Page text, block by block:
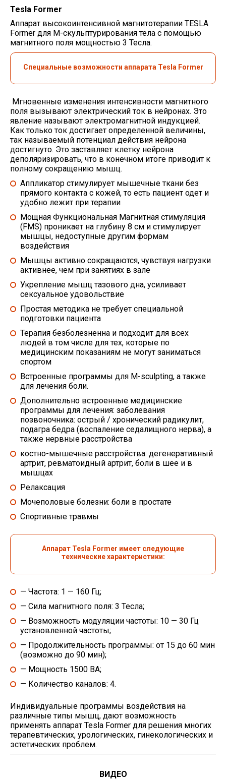
Tesla Former
Аппарат высокоинтенсивной магнитотерапии TESLA
Former для М-скульптурирования тела с помощью
магнитного поля мощностью 3 Тесла.
Специальные возможности аппарата Tesla Former
Мгновенные изменения интенсивности магнитного
поля вызывают электрический ток в нейронах. Это
явление называют электромагнитной индукцией.
Как только ток достигает определенной величины,
так называемый потенциал действия нейрона
достигнуто. Это заставляет клетку нейрона
деполяризировать, что в конечном итоге приводит к
полному сокращению мышц.
Аппликатор стимулирует мышечные ткани без
прямого контакта с кожей, то есть пациент одет и
удобно лежит при терапии
Мощная Функциональная Магнитная стимуляция
(FMS) проникает на глубину 8 см и стимулирует
мышцы, недоступные другим формам
воздействия
Мышцы активно сокращаются, чувствуя нагрузки
активнее, чем при занятиях в зале
Укрепление мышц тазового дна, усиливает
сексуальное удовольствие
Простая методика не требует специальной
подготовки пациента
Терапия безболезненна и подходит для всех
людей в том числе для тех, которые по
медицинским показаниям не могут заниматься
спортом
Встроенные программы для M-sculpting, а также
для лечения боли.
Дополнительно встроенные медицинские
программы для лечения: заболевания
позвоночника: острый / хронический радикулит,
подагра бедра (воспаление седалищного нерва), а
также нервные расстройства
костно-мышечные расстройства: дегенеративный
артрит, ревматоидный артрит, боли в шее и в
мышцах
Релаксация
Мочеполовые болезни: боли в простате
Спортивные травмы
Аппарат Tesla Former имеет следующие
технические характеристики:
— Частота: 1 — 160 Гц;
— Сила магнитного поля: 3 Тесла;
— Возможность модуляции частоты: 10 — 30 Гц
установленной частоты;
— Продолжительность программы: от 15 до 60 мин
(возможно до 90 мин);
— Мощность 1500 ВА;
— Количество каналов: 4.
Индивидуальные программы воздействия на
различные типы мышц, дают возможность
применять аппарат Tesla Former для решения многих
терапевтических, урологических, гинекологических и
эстетических проблем.
ВИДЕО